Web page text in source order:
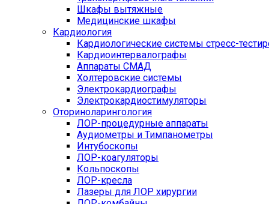
Шкафы вытяжные
Медицинские шкафы
Кардиология
Кардиологические системы стресс-
Кардиоинтервалографы
Аппараты СМАД
Холтеровские системы
Электрокардиографы
Электрокардиостимуляторы
Оториноларингология
ЛОР-процедурные аппараты
Аудиометры и Тимпанометры
Интубоскопы
ЛОР-коагуляторы
Кольпоскопы
ЛОР-кресла
Лазеры для ЛОР хирургии